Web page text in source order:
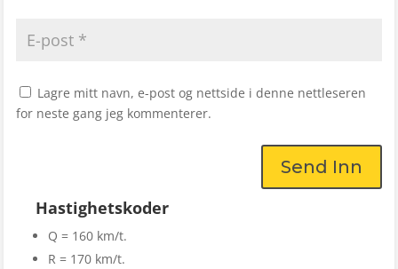
Lagre mitt navn, e-post og nettside i denne nettleseren
for neste gang jeg kommenterer.
Send Inn
Hastighetskoder
Q = 160 km/t.
R = 170 km/t.